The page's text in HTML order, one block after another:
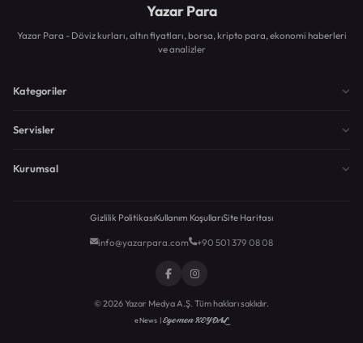
Yazar Para
Yazar Para - Döviz kurları, altın fiyatları, borsa, kripto para, ekonomi haberleri
ve analizler
Kategoriler
Servisler
Kurumsal
Gizlilik PolitikasıKullanım KoşullarıSite Haritası
info@yazarpara.com +90 501 379 08 08
© 2026 Yazar Medya A.Ş. Tüm hakları saklıdır.
eNews |Egemen KEYDAL